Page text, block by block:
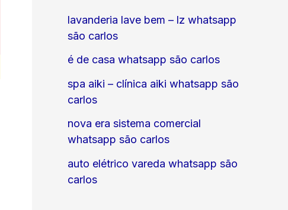
lavanderia lave bem – lz whatsapp
são carlos
é de casa whatsapp são carlos
spa aiki – clínica aiki whatsapp são
carlos
nova era sistema comercial
whatsapp são carlos
auto elétrico vareda whatsapp são
carlos